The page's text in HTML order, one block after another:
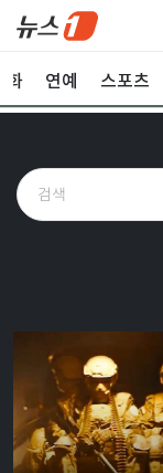
화 연예 스포츠